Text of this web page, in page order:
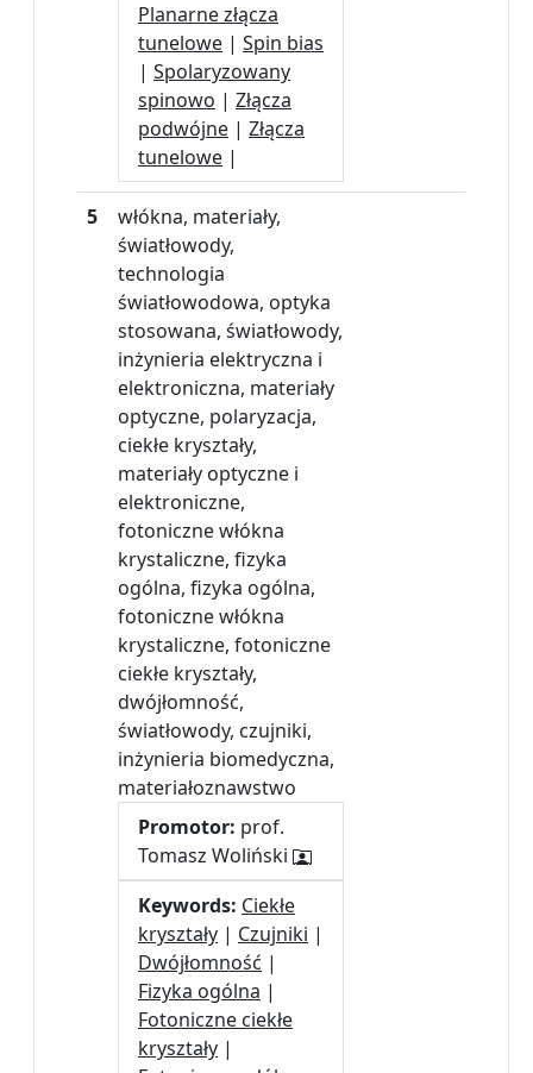
Planarne złącza
tunelowe | Spin bias
| Spolaryzowany
spinowo | Złącza
podwójne | Złącza
tunelowe |
5
włókna, materiały,
światłowody,
technologia
światłowodowa, optyka
stosowana, światłowody,
inżynieria elektryczna i
elektroniczna, materiały
optyczne, polaryzacja,
ciekłe kryształy,
materiały optyczne i
elektroniczne,
fotoniczne włókna
krystaliczne, fizyka
ogólna, fizyka ogólna,
fotoniczne włókna
krystaliczne, fotoniczne
ciekłe kryształy,
dwójłomność,
światłowody, czujniki,
inżynieria biomedyczna,
materiałoznawstwo
Promotor: prof.
Tomasz Woliński
Keywords: Ciekłe
kryształy | Czujniki |
Dwójłomność |
Fizyka ogólna |
Fotoniczne ciekłe
kryształy |